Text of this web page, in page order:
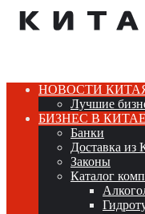
НОВОСТИ
Лучшие
БИЗНЕС В КИТАЕ
Банки
Доставка из
Законы
Каталог